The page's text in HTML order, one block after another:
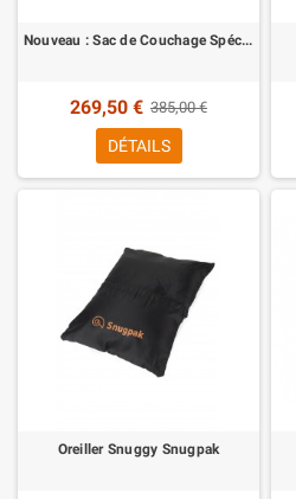
Nouveau : Sac de Couchage Spécial Force Snugpak
269,50 € 385,00 €
DÉTAILS
Oreiller Snuggy Snugpak